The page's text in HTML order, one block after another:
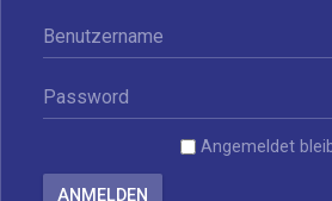
Angemeldet